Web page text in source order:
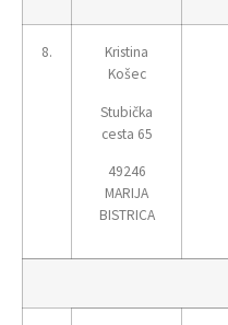
8.
Kristina
Košec
Stubička
cesta 65
49246
MARIJA
BISTRICA